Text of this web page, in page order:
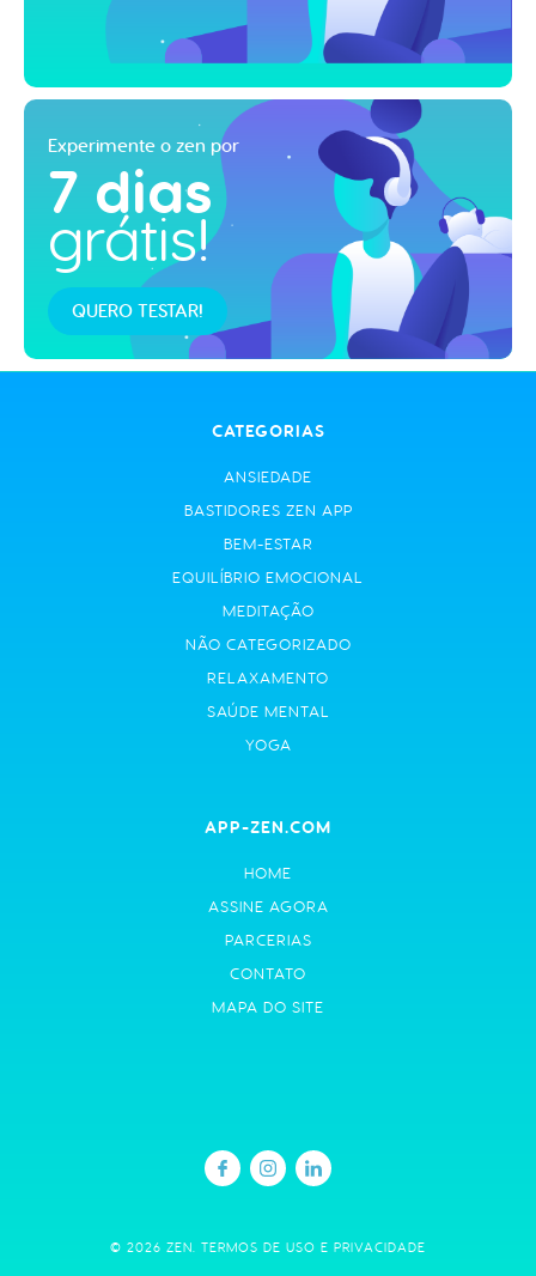
Experimente o zen por
7 dias
grátis!
QUERO TESTAR!
CATEGORIAS
ANSIEDADE
BASTIDORES ZEN APP
BEM-ESTAR
EQUILÍBRIO EMOCIONAL
MEDITAÇÃO
NÃO CATEGORIZADO
RELAXAMENTO
SAÚDE MENTAL
YOGA
APP-ZEN.COM
HOME
ASSINE AGORA
PARCERIAS
CONTATO
MAPA DO SITE
© 2026 ZEN. TERMOS DE USO E PRIVACIDADE